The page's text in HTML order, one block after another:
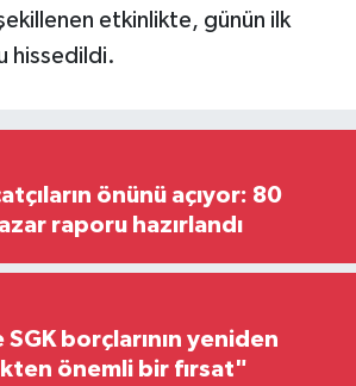
etkinlikte, günün ilk
hissedildi.
önünü açıyor: 80
raporu hazırlandı
borçlarının yeniden
önemli bir fırsat"